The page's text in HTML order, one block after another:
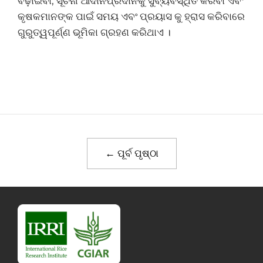
କୃଷକମାନଙ୍କ ପାଇଁ ସମୟ ଏବଂ ପ୍ରୟାସ କୁ ହ୍ରାସ କରିବାରେ
ଗୁରୁତ୍ୱପୂର୍ଣ୍ଣ ଭୂମିକା ଗ୍ରହଣ କରିଥାଏ ।
← ପୂର୍ବ ପୃଷ୍ଠା